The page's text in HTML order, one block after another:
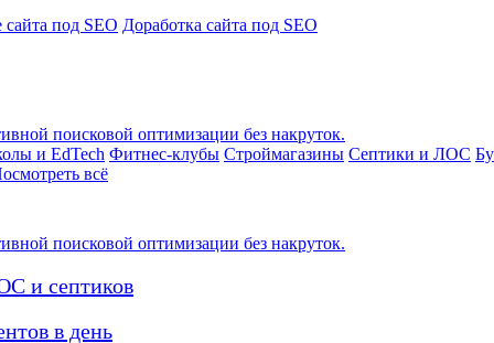
сайта под SEO Доработка сайта под SEO
поисковой оптимизации без накруток.
и EdTech Фитнес-клубы Строймагазины Септики и ЛОС
всё
поисковой оптимизации без накруток.
и септиков
в день